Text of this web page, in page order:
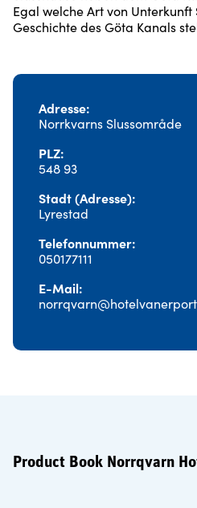
Egal welche Art von Unterkunft
Geschichte des Göta Kanals
Adresse
Norrkvarns Slussområde
PLZ
548 93
Stadt (Adresse)
Lyrestad
Telefonnummer
050177111
E-Mail
Product Book Norrqvarn